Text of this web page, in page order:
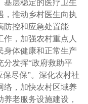
基层稳定的医疗卫生
，推动乡村医生向执
防控和应急处置能
，加强农村重点人
身体健康和正常生产
分发挥“政府救助平
尽保”。深化农村社
络，加快农村区域养
老服务设施建设，